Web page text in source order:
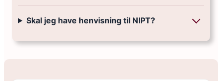
Skal jeg have henvisning til NIPT?